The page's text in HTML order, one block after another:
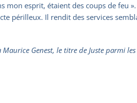
esprit, étaient des coups de feu
périlleux. Il rendit des services
Genest, le titre de Juste parmi